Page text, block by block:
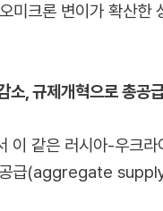
미크론 변이가 확산한
소, 규제개혁으로 총공
이 같은 러시아-우크
급(aggregate